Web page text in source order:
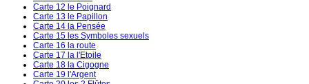
Carte 12 le Poignard
Carte 13 le Papillon
Carte 14 la Pensée
Carte 15 les Symboles sexuels
Carte 16 la route
Carte 17 la l'Etoile
Carte 18 la Cigogne
Carte 19 l'Argent